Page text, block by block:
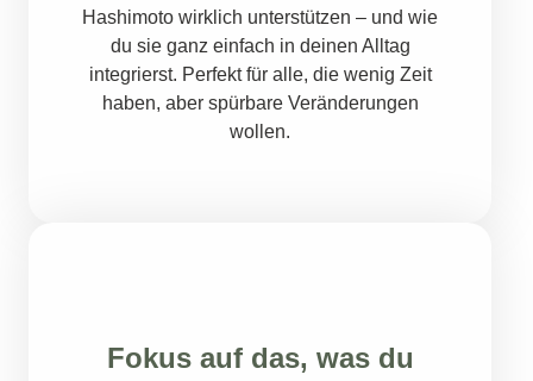
Hashimoto wirklich unterstützen – und wie
du sie ganz einfach in deinen Alltag
integrierst. Perfekt für alle, die wenig Zeit
haben, aber spürbare Veränderungen
wollen.
Fokus auf das, was du